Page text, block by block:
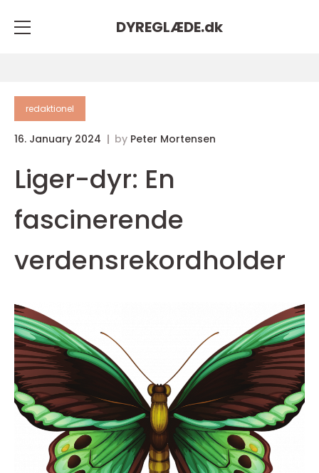
DYREGLÆDE.dk
redaktionel
16. January 2024 by Peter Mortensen
Liger-dyr: En
fascinerende
verdensrekordholder